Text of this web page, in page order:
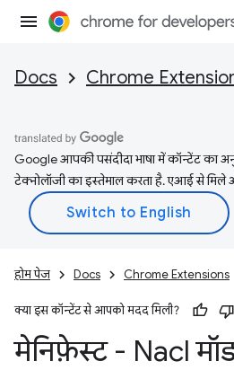
Docs Chrome
Google आपकी पसंदीदा भाषा में कॉन्टेंट का
टेक्नोलॉजी का इस्तेमाल करता है. एआई से मिले
होम पेज Docs Chrome Extensions
क्या इस कॉन्टेंट से आपको मदद मिली?
मेनिफ़ेस्ट - Nacl